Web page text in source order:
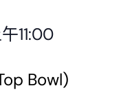
11:00
Bowl)